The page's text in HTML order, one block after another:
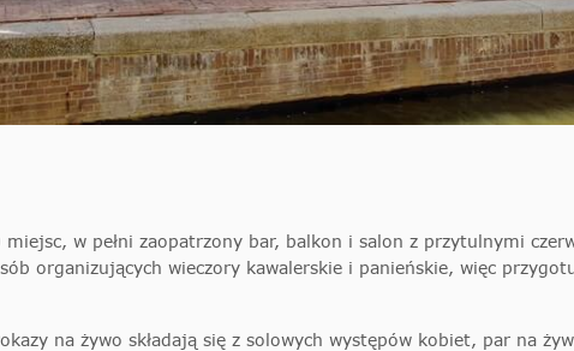
w pełni zaopatrzony bar, balkon i salon z przytulnymi
organizujących wieczory kawalerskie i panieńskie, więc
na żywo składają się z solowych występów kobiet, par na